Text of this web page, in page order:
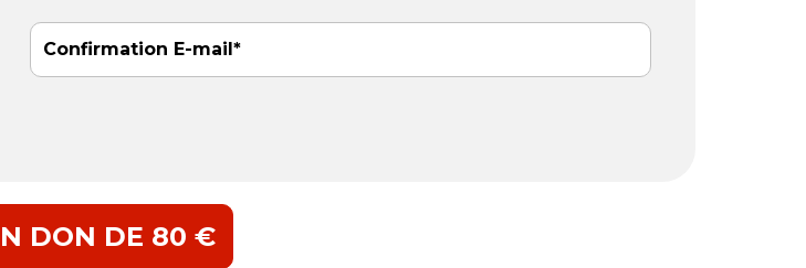
Confirmation E-mail
DON DE 80 €